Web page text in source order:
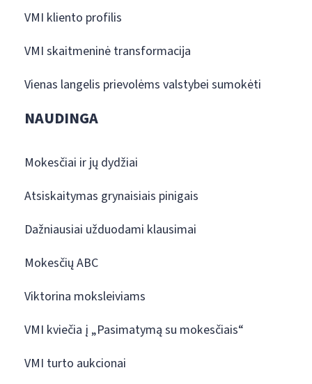
VMI kliento profilis
VMI skaitmeninė transformacija
Vienas langelis prievolėms valstybei sumokėti
NAUDINGA
Mokesčiai ir jų dydžiai
Atsiskaitymas grynaisiais pinigais
Dažniausiai užduodami klausimai
Mokesčių ABC
Viktorina moksleiviams
VMI kviečia į „Pasimatymą su mokesčiais“
VMI turto aukcionai